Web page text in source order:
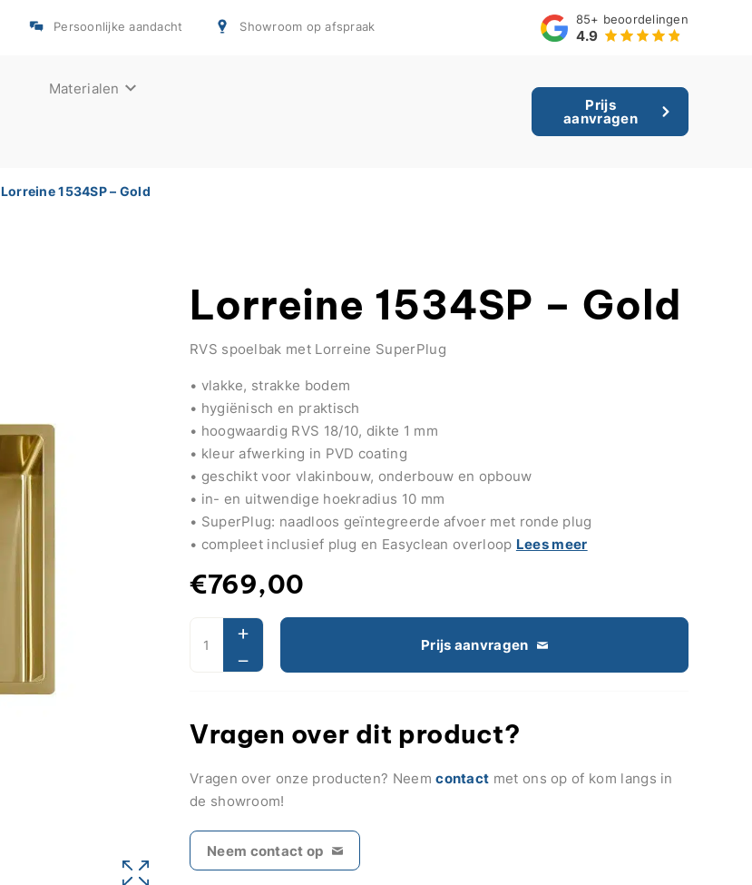
Persoonlijke aandacht Showroom op afspraak 85+ beoordelingen
4.9
Materialen
Prijs
aanvragen
Lorreine 1534SP – Gold
Lorreine 1534SP – Gold
RVS spoelbak met Lorreine SuperPlug
• vlakke, strakke bodem
• hygiënisch en praktisch
• hoogwaardig RVS 18/10, dikte 1 mm
• kleur afwerking in PVD coating
• geschikt voor vlakinbouw, onderbouw en opbouw
• in- en uitwendige hoekradius 10 mm
• SuperPlug: naadloos geïntegreerde afvoer met ronde plug
• compleet inclusief plug en Easyclean overloop Lees meer
€769,00
Prijs aanvragen
Vragen over dit product?
Vragen over onze producten? Neemcontact met ons op of kom langs in
de showroom!
Neem contact op